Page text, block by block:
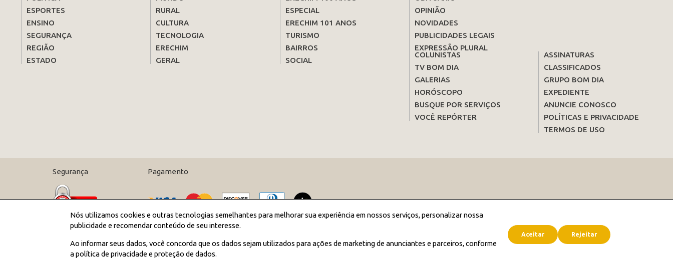
ESPORTES
ENSINO
SEGURANÇA
REGIÃO
ESTADO
RURAL
CULTURA
TECNOLOGIA
ERECHIM
GERAL
ESPECIAL
ERECHIM 101 ANOS
TURISMO
BAIRROS
SOCIAL
OPINIÃO
NOVIDADES
PUBLICIDADES LEGAIS
EXPRESSÃO PLURAL
COLUNISTAS
TV BOM DIA
GALERIAS
HORÓSCOPO
BUSQUE POR SERVIÇOS
VOCÊ REPÓRTER
ASSINATURAS
CLASSIFICADOS
GRUPO BOM DIA
EXPEDIENTE
ANUNCIE CONOSCO
POLÍTICAS E PRIVACIDADE
TERMOS DE USO
Segurança Pagamento
2026 JORNAL BOM DIA - Todos os direitos reservados
Nós utilizamos cookies e outras tecnologias semelhantes para melhorar sua experiência em nossos serviços, personalizar nossa
publicidade e recomendar conteúdo de seu interesse.
Ao informar seus dados, você concorda que os dados sejam utilizados para ações de marketing de anunciantes e parceiros, conforme
a política de privacidade e proteção de dados.
Aceitar Rejeitar